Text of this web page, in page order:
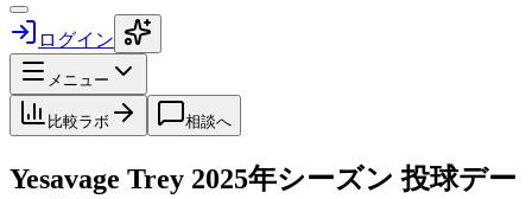
ログイン
メニュー
比較ラボ 相談へ
Yesavage Trey 2025年シーズン 投球デー